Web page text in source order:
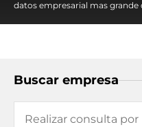
datos empresarial mas grande
Buscar empresa